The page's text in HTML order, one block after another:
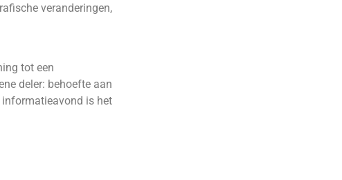
veranderingen,
tot een
deler: behoefte aan
is het